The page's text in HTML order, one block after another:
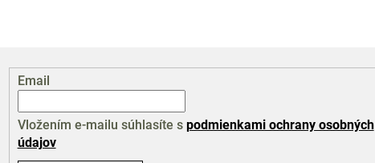
Email
Vložením e-mailu súhlasíte s podmienkami ochrany osobných
údajov